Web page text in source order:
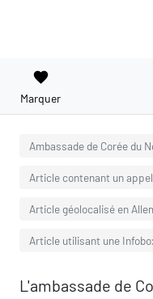
favorite
Marquer
Ambassade de Corée du
Article contenant un
Article géolocalisé en
Article utilisant une
L'ambassade de